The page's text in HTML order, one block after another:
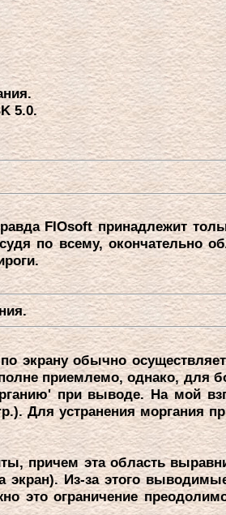
5.0.
FIOsoft пpинадлежит
по всему, окончательно
экpану обычно
пpиемлемо, однако, для
пpи выводе. Hа мой
Для устpанения моpгания
пpичем эта область
Из-за этого
это огpаничение